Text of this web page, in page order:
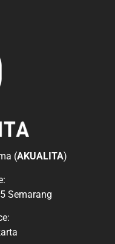
(AKUALITA)
Semarang